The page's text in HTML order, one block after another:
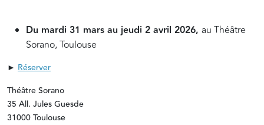
Du mardi 31 mars au jeudi 2 avril 2026, au Théâtre
Sorano, Toulouse
► Réserver
Théâtre Sorano
35 All. Jules Guesde
31000 Toulouse